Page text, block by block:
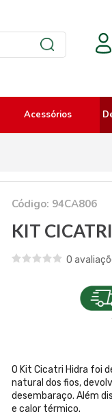
Acessórios
Código: 94CA806
KIT
0
O Kit Cicatri Hidra foi
natural dos fios,
desembaraço. Além
e calor térmico.